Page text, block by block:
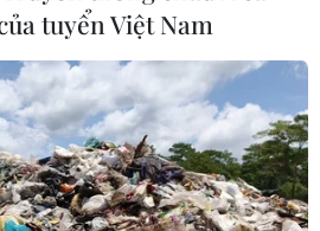
tuyển Việt Nam